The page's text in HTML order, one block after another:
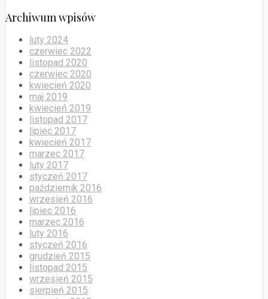
Archiwum wpisów
luty 2024
czerwiec 2022
listopad 2020
czerwiec 2020
kwiecień 2020
maj 2019
kwiecień 2019
listopad 2017
lipiec 2017
kwiecień 2017
marzec 2017
luty 2017
styczeń 2017
październik 2016
wrzesień 2016
lipiec 2016
marzec 2016
luty 2016
styczeń 2016
grudzień 2015
listopad 2015
wrzesień 2015
sierpień 2015